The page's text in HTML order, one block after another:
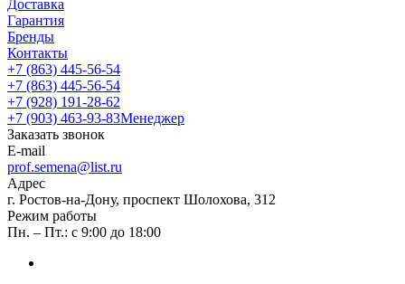
Доставка
Гарантия
Бренды
Контакты
+7 (863) 445-56-54
+7 (863) 445-56-54
+7 (928) 191-28-62
+7 (903) 463-93-83Менеджер
Заказать звонок
E-mail
prof.semena@list.ru
Адрес
г. Ростов-на-Дону, проспект Шолохова, 312
Режим работы
Пн. – Пт.: с 9:00 до 18:00